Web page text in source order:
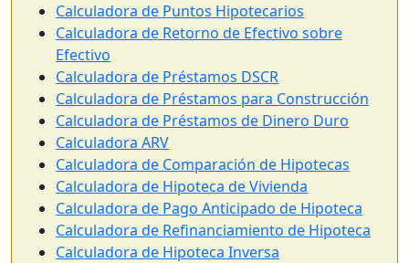
Calculadora de Puntos Hipotecarios
Calculadora de Retorno de Efectivo sobre
Efectivo
Calculadora de Préstamos DSCR
Calculadora de Préstamos para Construcción
Calculadora de Préstamos de Dinero Duro
Calculadora ARV
Calculadora de Comparación de Hipotecas
Calculadora de Hipoteca de Vivienda
Calculadora de Pago Anticipado de Hipoteca
Calculadora de Refinanciamiento de Hipoteca
Calculadora de Hipoteca Inversa